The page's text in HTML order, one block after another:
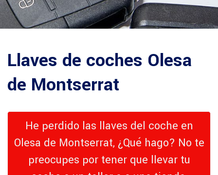
Llaves de coches Olesa
de Montserrat
He perdido las llaves del coche en
Olesa de Montserrat, ¿Qué hago? No te
preocupes por tener que llevar tu